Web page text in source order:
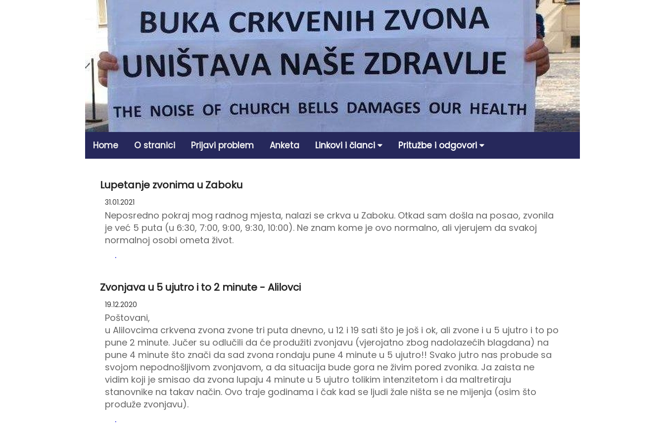
Home O stranici Prijavi problem Anketa Linkovi i članci Pritužbe i odgovori
Lupetanje zvonima u Zaboku
31.01.2021
Neposredno pokraj mog radnog mjesta, nalazi se crkva u Zaboku. Otkad sam došla na posao, zvonila
je već 5 puta (u 6:30, 7:00, 9:00, 9:30, 10:00). Ne znam kome je ovo normalno, ali vjerujem da svakoj
normalnoj osobi ometa život.
.
Zvonjava u 5 ujutro i to 2 minute - Alilovci
19.12.2020
Poštovani,
u Alilovcima crkvena zvona zvone tri puta dnevno, u 12 i 19 sati što je još i ok, ali zvone i u 5 ujutro i to po
pune 2 minute. Jučer su odlučili da će produžiti zvonjavu (vjerojatno zbog nadolazećih blagdana) na
pune 4 minute što znači da sad zvona rondaju pune 4 minute u 5 ujutro!! Svako jutro nas probude sa
svojom nepodnošljivom zvonjavom, a da situacija bude gora ne živim pored zvonika. Ja zaista ne
vidim koji je smisao da zvona lupaju 4 minute u 5 ujutro tolikim intenzitetom i da maltretiraju
stanovnike na takav način. Ovo traje godinama i čak kad se ljudi žale ništa se ne mijenja (osim što
produže zvonjavu).
.